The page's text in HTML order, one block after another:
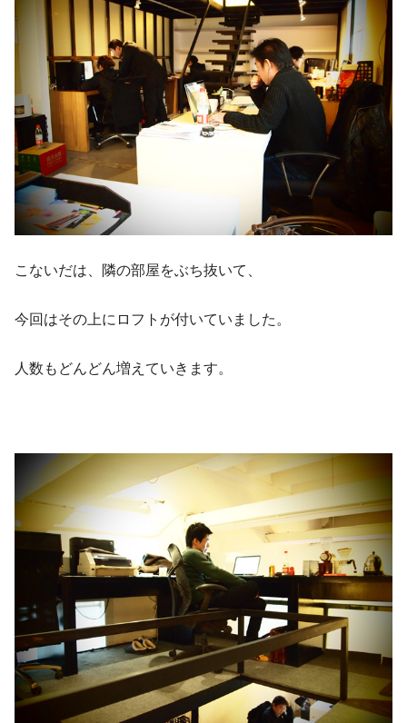
こないだは、隣の部屋をぶち抜いて、
今回はその上にロフトが付いていました。
人数もどんどん増えていきます。